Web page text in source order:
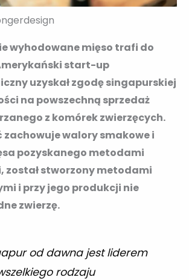
wyhodowane mięso trafi do
start-up
uzyskał zgodę singapurskiej
na powszechną sprzedaż
z komórek zwierzęcych.
zachowuje walory smakowe i
pozyskanego metodami
stworzony metodami
i przy jego produkcji nie
zwierzę.
od dawna jest liderem
rodzaju